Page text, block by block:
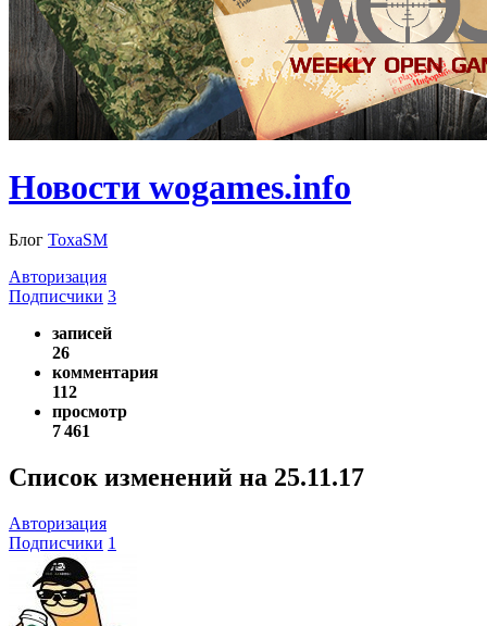
Новости wogames.info
Блог ToxaSM
Авторизация
Подписчики 3
записей
26
комментария
112
просмотр
7 461
Список изменений на 25.11.17
Авторизация
Подписчики 1